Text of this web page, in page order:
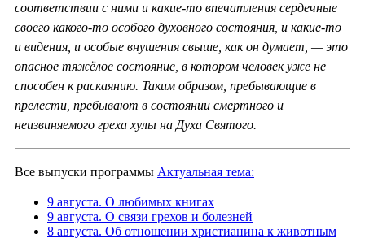
соответствии с ними и какие-то впечатления сердечные
своего какого-то особого духовного состояния, и какие-то
и видения, и особые внушения свыше, как он думает, — это
опасное тяжёлое состояние, в котором человек уже не
способен к раскаянию. Таким образом, пребывающие в
прелести, пребывают в состоянии смертного и
неизвиняемого греха хулы на Духа Святого.
Все выпуски программы Актуальная тема:
9 августа. О любимых книгах
9 августа. О связи грехов и болезней
8 августа. Об отношении христианина к животным